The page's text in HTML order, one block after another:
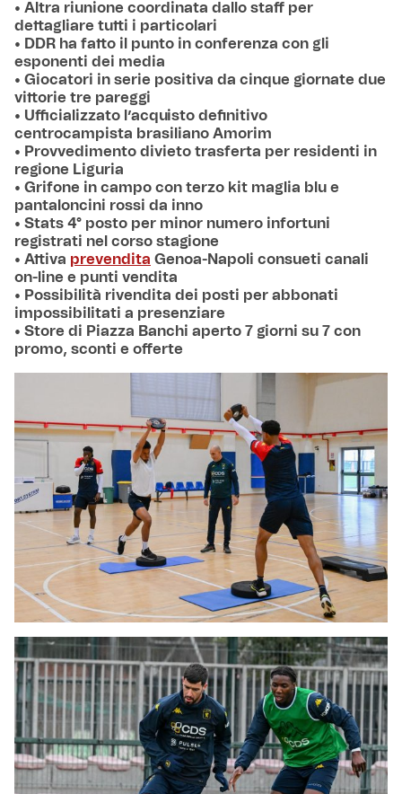
• Altra riunione coordinata dallo staff per
dettagliare tutti i particolari
• DDR ha fatto il punto in conferenza con gli
esponenti dei media
• Giocatori in serie positiva da cinque giornate due
vittorie tre pareggi
• Ufficializzato l’acquisto definitivo
centrocampista brasiliano Amorim
• Provvedimento divieto trasferta per residenti in
regione Liguria
• Grifone in campo con terzo kit maglia blu e
pantaloncini rossi da inno
• Stats 4° posto per minor numero infortuni
registrati nel corso stagione
• Attiva prevendita Genoa-Napoli consueti canali
on-line e punti vendita
• Possibilità rivendita dei posti per abbonati
impossibilitati a presenziare
• Store di Piazza Banchi aperto 7 giorni su 7 con
promo, sconti e offerte